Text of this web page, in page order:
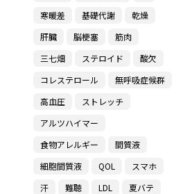
寒暖差
基礎代謝
乾燥
肝臓
脳梗塞
筋肉
三七畑
ステロイド
酸欠
コレステロール
無呼吸症候群
高血圧
ストレッチ
アルツハイマー
食物アレルギー
間質液
細胞間質液
QOL
スマホ
汗
難聴 LDL
夏バテ